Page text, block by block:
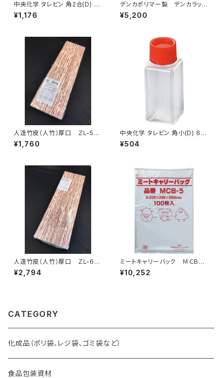
中央化学 タレビン 角2合(D) 3
60ml 20個入り
¥1,176
デンカポリマー製 デンカラッ
プ MS400 食品包装用スト
レッチフィルム 1箱2本入り
¥5,200
人造竹皮（人竹）厚口 ＺL-50
（120ｇ） 200枚
¥1,760
中央化学 タレビン 角小(D) 6m
l 100個入り
¥504
人造竹皮（人竹）厚口 ＺL-60
（120ｇ） 200枚
¥2,794
ミートキャリーバック ＭＣＢ－
5 紐付 1500枚（100枚×15
冊）
¥10,252
CATEGORY
化成品（ポリ袋、レジ袋、ゴミ袋など）
食品包装資材